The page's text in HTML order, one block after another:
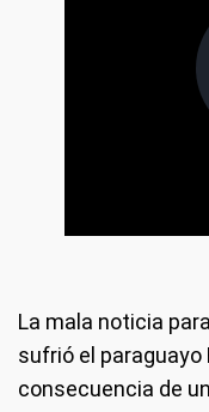
La mala noticia
sufrió el
consecuencia de